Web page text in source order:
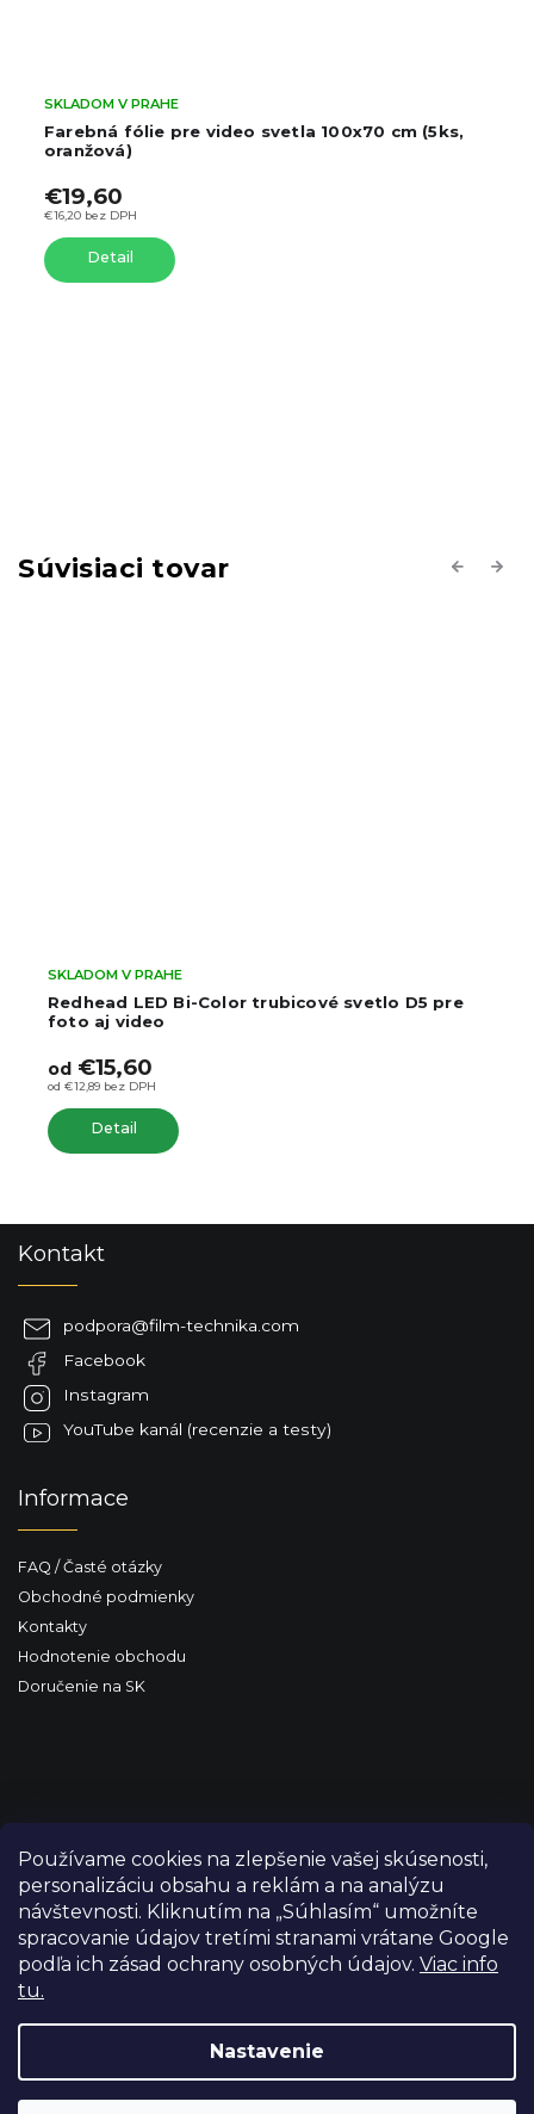
Používame cookies na zlepšenie vašej skúsenosti,
personalizáciu obsahu a reklám a na analýzu
návštevnosti. Kliknutím na „Súhlasím“ umožníte
spracovanie údajov tretími stranami vrátane Google
podľa ich zásad ochrany osobných údajov. Viac info
tu.
Nastavenie
100x70 cm (5ks,
Farebná fólie pre video svetla
Súvisiaci tovar Previous
pre
Set dvoch LED foto video svetiel so
Napájení přes klasický USB kabel
SKLADOM V PRAHE
€32,73 bez DPH
€39,60
Do košíka
Next
Kontakt
podpora@film-technika.com
Facebook
Instagram
YouTube kanál (recenzie a testy)
Informace
FAQ / Časté otázky
Obchodné podmienky
Kontakty
Hodnotenie obchodu
Doručenie na SK
Copyright 2026FILM-TECHNIKA. Všetky práva vyhradené.
Upraviť nastavenie cookies